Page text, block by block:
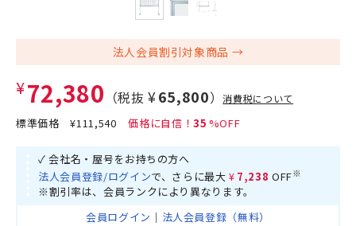
法人会員割引対象商品
¥72,380 （税抜 ¥65,800）消費税について
標準価格¥111,540 35
✓ 会社名・屋号をお持ちの方へ
法人会員登録/ログインで、さらに最大 ¥7,238 OFF※
※割引率は、会員ランクにより異なります。
会員ログイン ｜ 法人会員登録（無料）